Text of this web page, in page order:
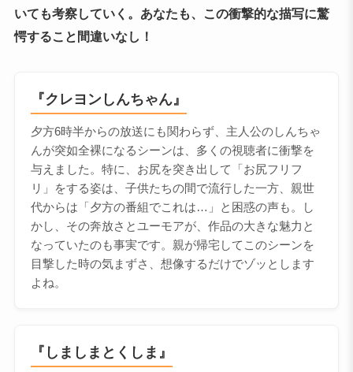
いても考察していく。あなたも、この衝撃的な描写に驚
愕すること間違いなし！
『クレヨンしんちゃん』
夕方6時半からの放送にも関わらず、主人公のしんちゃ
んが突如全裸になるシーンは、多くの視聴者に衝撃を
与えました。特に、お尻を突き出して「お尻フリフ
リ」をする姿は、子供たちの間で流行した一方、親世
代からは「夕方の番組でこれは…」と困惑の声も。し
かし、その奔放さとユーモアが、作品の大きな魅力と
なっていたのも事実です。親が帰宅してこのシーンを
目撃した時の気まずさ、想像するだけでゾッとします
よね。
『しましまとくしま』